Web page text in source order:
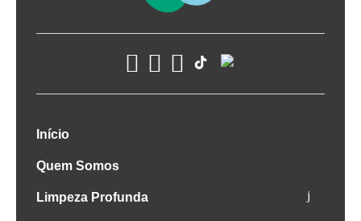
Início
Quem Somos
Limpeza Profunda